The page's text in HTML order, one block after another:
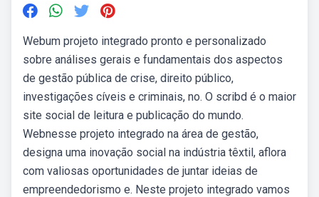
Webum projeto integrado pronto e personalizado
sobre análises gerais e fundamentais dos aspectos
de gestão pública de crise, direito público,
investigações cíveis e criminais, no. O scribd é o maior
site social de leitura e publicação do mundo.
Webnesse projeto integrado na área de gestão,
designa uma inovação social na indústria têxtil, aflora
com valiosas oportunidades de juntar ideias de
empreendedorismo e. Neste projeto integrado vamos